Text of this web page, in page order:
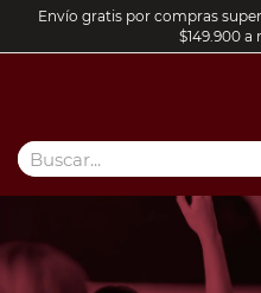
Envío gratis por compras
$149.900 a